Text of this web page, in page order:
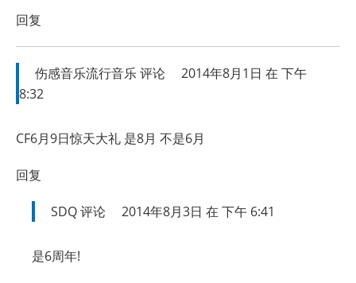
回复
伤感音乐流行音乐评论
2014年8月1日 在 下午
8:32
CF6月9日惊天大礼 是8月 不是6月
回复
SDQ评论 2014年8月3日 在 下午 6:41
是6周年!